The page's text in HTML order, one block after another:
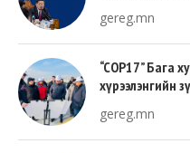
gereg.mn
“COP17” Бага
хүрээлэнгийн
gereg.mn